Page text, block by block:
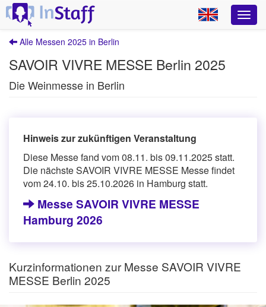
Alle Messen 2025 in Berlin
SAVOIR VIVRE MESSE Berlin 2025
Die Weinmesse in Berlin
Hinweis zur zukünftigen Veranstaltung
Diese Messe fand vom 08.11. bis 09.11.2025 statt.
Die nächste SAVOIR VIVRE MESSE Messe findet
vom 24.10. bis 25.10.2026 in Hamburg statt.
Messe SAVOIR VIVRE MESSE
Hamburg 2026
Kurzinformationen zur Messe SAVOIR VIVRE
MESSE Berlin 2025